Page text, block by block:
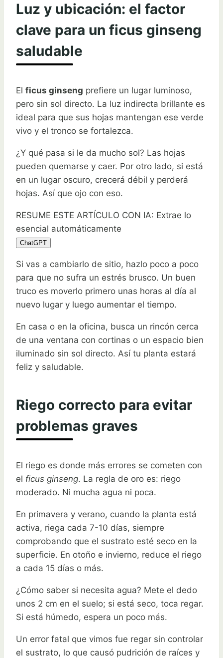
Luz y ubicación: el factor
clave para un ficus ginseng
saludable
El ficus ginseng prefiere un lugar luminoso,
pero sin sol directo. La luz indirecta brillante es
ideal para que sus hojas mantengan ese verde
vivo y el tronco se fortalezca.
¿Y qué pasa si le da mucho sol? Las hojas
pueden quemarse y caer. Por otro lado, si está
en un lugar oscuro, crecerá débil y perderá
hojas. Así que ojo con eso.
RESUME ESTE ARTÍCULO CON IA: Extrae lo
esencial automáticamente
ChatGPT
Si vas a cambiarlo de sitio, hazlo poco a poco
para que no sufra un estrés brusco. Un buen
truco es moverlo primero unas horas al día al
nuevo lugar y luego aumentar el tiempo.
En casa o en la oficina, busca un rincón cerca
de una ventana con cortinas o un espacio bien
iluminado sin sol directo. Así tu planta estará
feliz y saludable.
Riego correcto para evitar
problemas graves
El riego es donde más errores se cometen con
el ficus ginseng. La regla de oro es: riego
moderado. Ni mucha agua ni poca.
En primavera y verano, cuando la planta está
activa, riega cada 7-10 días, siempre
comprobando que el sustrato esté seco en la
superficie. En otoño e invierno, reduce el riego
a cada 15 días o más.
¿Cómo saber si necesita agua? Mete el dedo
unos 2 cm en el suelo; si está seco, toca regar.
Si está húmedo, espera un poco más.
Un error fatal que vimos fue regar sin controlar
el sustrato, lo que causó pudrición de raíces y